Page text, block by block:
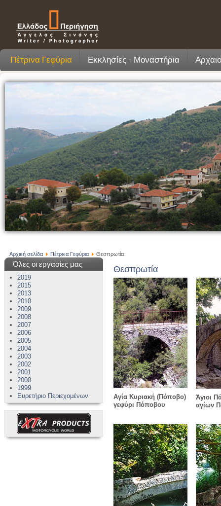
Πέτρινα Γεφύρια Εκκλησίες - Μοναστήρια
Αρχική σελίδα Πέτρινα Γεφύρια Θεσπρωτία
Όλες οι εργασίες μας
2019
2015
2013
2010
2009
2008
2007
2006
2005
2004
2003
2002
2001
2000
1999
Ευρετήριο Περιεχομένων
Θεσπρωτία
Αγία Κυριακή (Πόποβο)
γεφύρι Πόποβου
Άγιοι
αγίων